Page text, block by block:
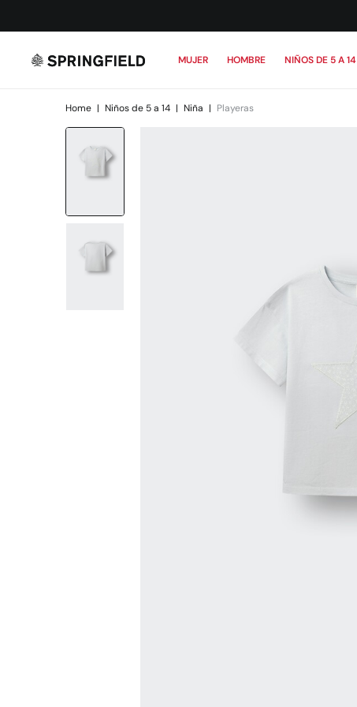
MUJER HOMBRE NIÑOS DE 5 A 14
Home | Niños de 5 a 14 | Niña | Playeras